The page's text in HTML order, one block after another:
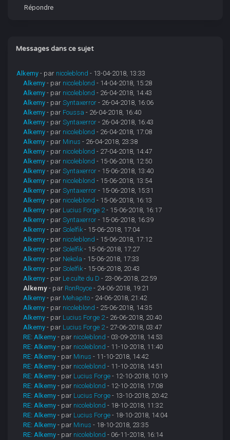
Répondre
Messages dans ce sujet
Alkemy - par nicoleblond - 13-04-2018, 13:33
Alkemy - par nicoleblond - 14-04-2018, 15:28
Alkemy - par nicoleblond - 26-04-2018, 14:43
Alkemy - parSyntaxerror - 26-04-2018, 16:06
Alkemy - par Foussa - 26-04-2018, 16:40
Alkemy - parSyntaxerror - 26-04-2018, 16:43
Alkemy - par nicoleblond - 26-04-2018, 17:08
Alkemy - par Minus - 26-04-2018, 23:38
Alkemy - par nicoleblond - 27-04-2018, 14:47
Alkemy - par nicoleblond - 15-06-2018, 12:50
Alkemy - parSyntaxerror - 15-06-2018, 13:40
Alkemy - par nicoleblond - 15-06-2018, 13:54
Alkemy - parSyntaxerror - 15-06-2018, 15:31
Alkemy - par nicoleblond - 15-06-2018, 16:13
Alkemy - par Lucius Forge 2- 15-06-2018, 16:17
Alkemy - parSyntaxerror - 15-06-2018, 16:39
Alkemy - parSolelfik - 15-06-2018, 17:04
Alkemy - par nicoleblond - 15-06-2018, 17:12
Alkemy - parSolelfik - 15-06-2018, 17:27
Alkemy - par Nekola - 15-06-2018, 17:33
Alkemy - parSolelfik - 15-06-2018, 20:43
Alkemy - par Le culte du D - 23-06-2018, 22:59
Alkemy - par RonRoyce - 24-06-2018, 19:21
Alkemy - par Mehapito - 24-06-2018, 21:42
Alkemy - par nicoleblond - 25-06-2018, 14:35
Alkemy - par Lucius Forge 2- 26-06-2018, 20:40
Alkemy - par Lucius Forge 2- 27-06-2018, 03:47
RE: Alkemy - par nicoleblond - 03-09-2018, 14:53
RE: Alkemy - par nicoleblond - 11-10-2018, 11:40
RE: Alkemy - par Minus - 11-10-2018, 14:42
RE: Alkemy - par nicoleblond - 11-10-2018, 14:51
RE: Alkemy - par Lucius Forge - 12-10-2018, 10:19
RE: Alkemy - par nicoleblond - 12-10-2018, 17:08
RE: Alkemy - par Lucius Forge - 13-10-2018, 20:42
RE: Alkemy - par nicoleblond - 18-10-2018, 11:32
RE: Alkemy - par Lucius Forge - 18-10-2018, 14:04
RE: Alkemy - par Minus - 18-10-2018, 23:35
RE: Alkemy - par nicoleblond - 06-11-2018, 16:14